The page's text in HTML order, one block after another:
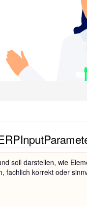
soll darstellen, wie
fachlich korrekt oder